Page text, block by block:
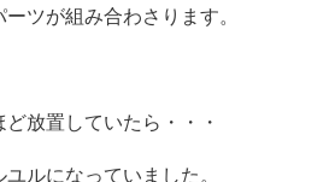
ツが組み合わさります。
放置していたら・・・
ルになっていました。